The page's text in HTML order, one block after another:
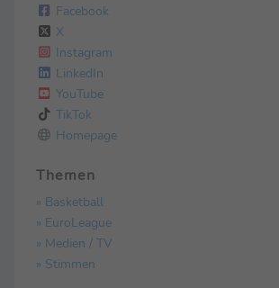
Facebook
X
Instagram
LinkedIn
YouTube
TikTok
Homepage
Themen
» Basketball
» EuroLeague
» Medien / TV
» Stimmen